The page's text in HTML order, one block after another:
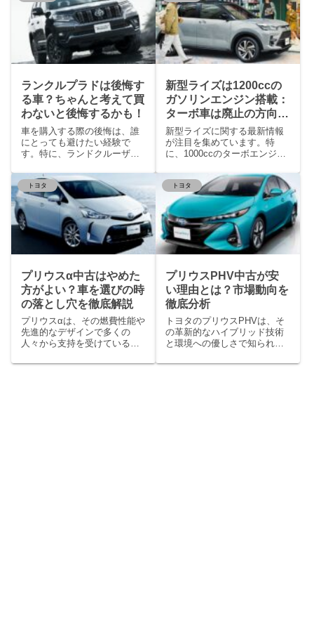
ランクルプラドは後悔す
る車？ちゃんと考えて買
わないと後悔するかも！
車を購入する際の後悔は、誰
にとっても避けたい経験で
す。特に、ランドクルーザー
新型ライズは1200ccの
ガソリンエンジン搭載：
ターボ車は廃止の方向
か？
新型ライズに関する最新情報
が注目を集めています。特
に、1000ccのターボエンジン
トヨタ
プリウスα中古はやめた
方がよい？車を選びの時
の落とし穴を徹底解説
プリウスαは、その燃費性能や
先進的なデザインで多くの
人々から支持を受けているト
トヨタ
プリウスPHV中古が安
い理由とは？市場動向を
徹底分析
トヨタのプリウスPHVは、そ
の革新的なハイブリッド技術
と環境への優しさで知られて